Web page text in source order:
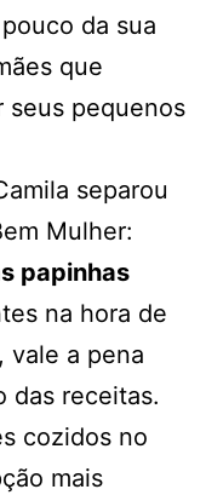
da sua
que
seus pequenos
separou
Mulher:
papinhas
na hora de
vale a pena
das receitas.
cozidos no
mais